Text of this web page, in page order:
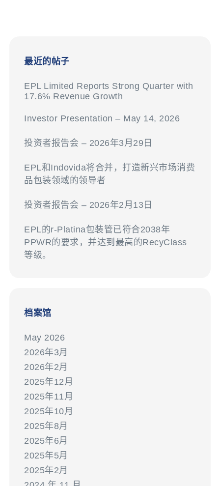
最近的帖子
EPL Limited Reports Strong Quarter with
17.6% Revenue Growth
Investor Presentation – May 14, 2026
投资者报告会 – 2026年3月29日
EPL和Indovida将合并，打造新兴市场消费
品包装领域的领导者
投资者报告会 – 2026年2月13日
EPL的r-Platina包装管已符合2038年
PPWR的要求，并达到最高的RecyClass
等级。
档案馆
May 2026
2026年3月
2026年2月
2025年12月
2025年11月
2025年10月
2025年8月
2025年6月
2025年5月
2025年2月